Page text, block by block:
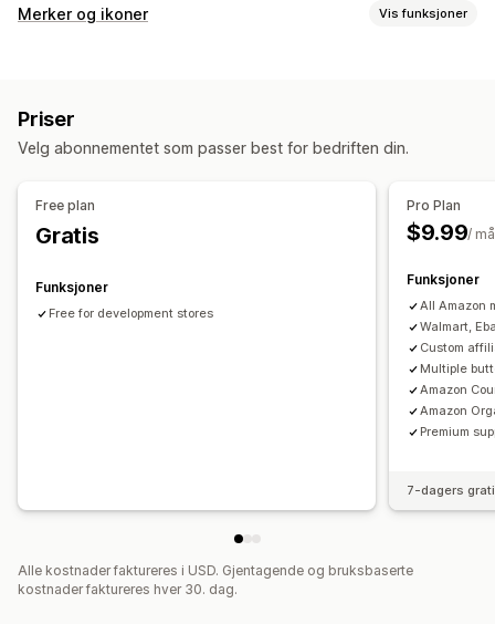
Sammenligningsverktøy
Farge og skrifttype
Merker og ikoner Vis funksjoner
Ikonposisjon
Produktsider
Priser
Velg abonnementet som passer best for bedriften din.
Free plan
Gratis
Funksjoner
Free for development stores
Pro Plan
$9.99/
Funksjoner
All Amazon
Walmart,
Custom
Multiple
Amazon
Amazon
Premium
7-dagers
Alle kostnader faktureres i USD. Gjentagende og bruksbaserte
kostnader faktureres hver 30. dag.